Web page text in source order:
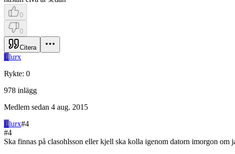
0
0
Citera
Llurx
Rykte: 0
978 inlägg
Medlem sedan 4 aug. 2015
Llurx#4
#4
Ska finnas på clasohlsson eller kjell ska kolla igenom datorn imorgon om